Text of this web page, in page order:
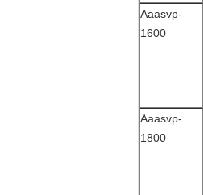
Aaasvp-
1600
Aaasvp-
1800